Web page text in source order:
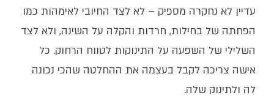
עדיין לא נחקרה מספיק – לא לצד החיובי לאימהות כמו
הפחתה של בחילות, חרדות והקלה על השינה, ולא לצד
השלילי של השפעה על התינוקות לטווח הרחוק. כל
אישה צריכה לקבל בעצמה את ההחלטה שהכי נכונה
לה ולתינוק שלה.